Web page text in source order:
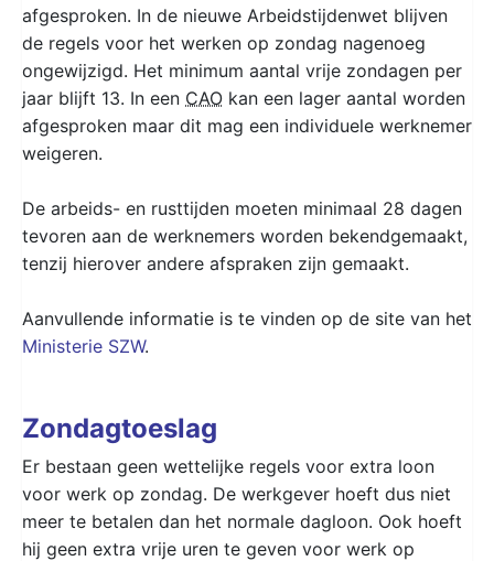
afgesproken. In de nieuwe Arbeidstijdenwet blijven
de regels voor het werken op zondag nagenoeg
ongewijzigd. Het minimum aantal vrije zondagen per
jaar blijft 13. In een CAO kan een lager aantal worden
afgesproken maar dit mag een individuele werknemer
weigeren.
De arbeids- en rusttijden moeten minimaal 28 dagen
tevoren aan de werknemers worden bekendgemaakt,
tenzij hierover andere afspraken zijn gemaakt.
Aanvullende informatie is te vinden op de site van het
Ministerie SZW.
Zondagtoeslag
Er bestaan geen wettelijke regels voor extra loon
voor werk op zondag. De werkgever hoeft dus niet
meer te betalen dan het normale dagloon. Ook hoeft
hij geen extra vrije uren te geven voor werk op